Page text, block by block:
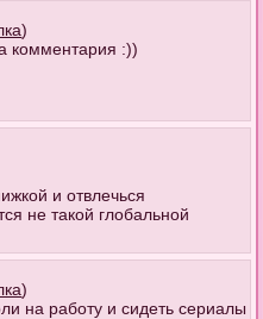
)
комментария :))
и отвлечься
не такой глобальной
)
на работу и сидеть сериалы